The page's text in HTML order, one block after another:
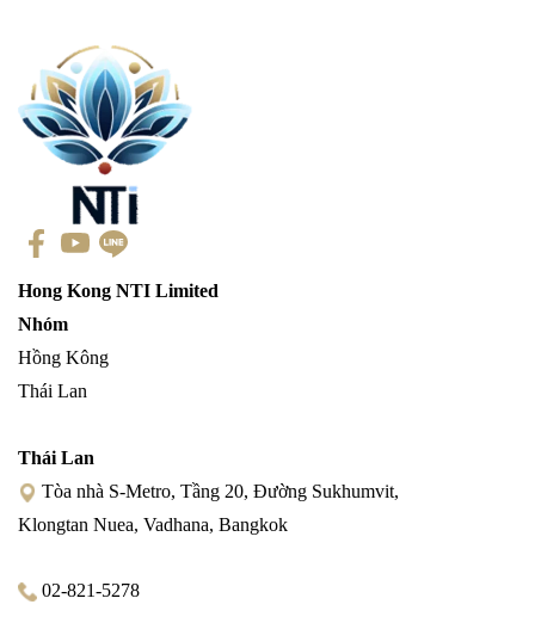
Hong Kong NTI Limited
Nhóm
Hồng Kông
Thái Lan
Thái Lan
Tòa nhà S-Metro, Tầng 20, Đường Sukhumvit,
Klongtan Nuea, Vadhana, Bangkok
02-821-5278